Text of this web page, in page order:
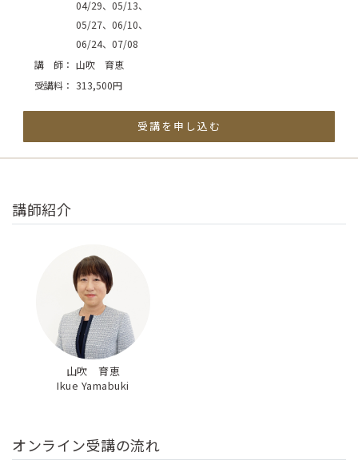
04/29、05/13、
05/27、06/10、
06/24、07/08
講 師： 山吹 育恵
受講料： 313,500円
受講を申し込む
講師紹介
山吹 育恵
Ikue Yamabuki
オンライン受講の流れ